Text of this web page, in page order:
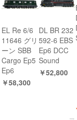
EL Re 6/6
11646 グリ
ーン SBB
Cargo Ep5
Ep6
￥58,300
DL BR 232
592-6 EBS
Ep6 DCC
Sound
￥52,800